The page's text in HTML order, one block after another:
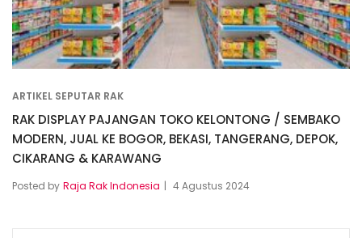
ARTIKEL SEPUTAR RAK
RAK DISPLAY PAJANGAN TOKO KELONTONG / SEMBAKO
MODERN, JUAL KE BOGOR, BEKASI, TANGERANG, DEPOK,
CIKARANG & KARAWANG
Posted by Raja Rak Indonesia 4 Agustus 2024